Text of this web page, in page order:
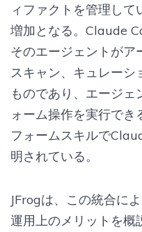
ィファクトを管理し
増加となる。Claude
そのエージェントがア
スキャン、キュレーシ
ものであり、エージェ
ォーム操作を実行でき
フォームスキルで
明されている。
JFrogは、この統合に
運用上のメリットを概